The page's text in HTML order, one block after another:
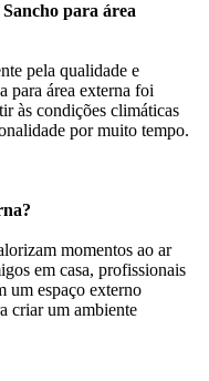
para área
pela qualidade e
para área externa foi
às condições climáticas
por muito tempo.
momentos ao ar
em casa, profissionais
um espaço externo
criar um ambiente